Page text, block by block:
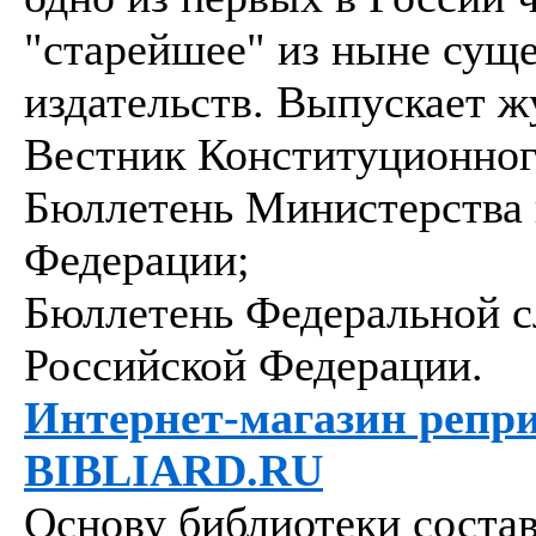
"старейшее" из ныне
издательств. Выпускает
Вестник
Бюллетень
Федерации;
Бюллетень Федеральной
Российской Федерации.
Интернет-магазин
BIBLIARD.RU
Основу библиотеки